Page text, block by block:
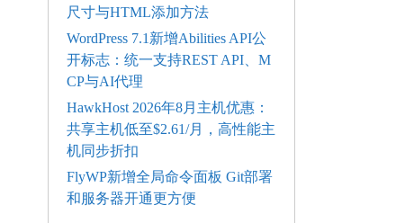
尺寸与HTML添加方法
WordPress 7.1新增Abilities API公
开标志：统一支持REST API、M
CP与AI代理
HawkHost 2026年8月主机优惠：
共享主机低至$2.61/月，高性能主
机同步折扣
FlyWP新增全局命令面板 Git部署
和服务器开通更方便